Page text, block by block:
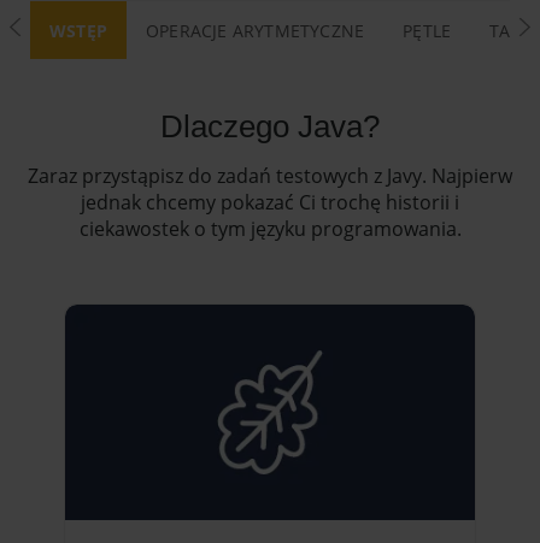
WSTĘP OPERACJE ARYTMETYCZNE PĘTLE
Dlaczego Java?
Zaraz przystąpisz do zadań testowych z Javy. Najpierw
jednak chcemy pokazać Ci trochę historii i
ciekawostek o tym języku programowania.
JAVA Challenge - Szkoła IT Coders Lab